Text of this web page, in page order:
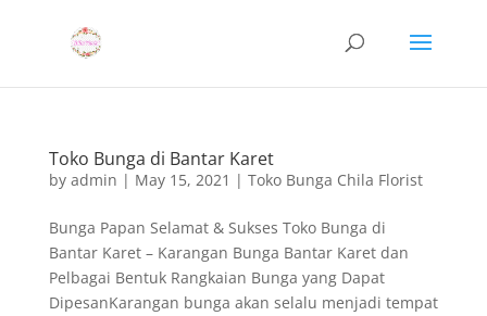
Toko Bunga di Bantar Karet
by admin | May 15, 2021 | Toko Bunga Chila Florist
Bunga Papan Selamat & Sukses Toko Bunga di
Bantar Karet – Karangan Bunga Bantar Karet dan
Pelbagai Bentuk Rangkaian Bunga yang Dapat
DipesanKarangan bunga akan selalu menjadi tempat